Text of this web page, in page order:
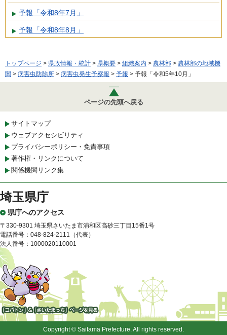
予報「令和8年7月」
予報「令和8年8月」
トップページ > 県政情報・統計 > 県概要 > 組織案内 > 農林部 > 農林部の地域機
関 > 病害虫防除所 > 病害虫発生予察報 > 予報 > 予報「令和5年10月」
ページの先頭へ戻る
サイトマップ
ウェブアクセシビリティ
プライバシーポリシー・免責事項
著作権・リンクについて
関係機関リンク集
埼玉県庁
県庁へのアクセス
〒330-9301 埼玉県さいたま市浦和区高砂三丁目15番1号
電話番号：048-824-2111（代表）
法人番号：1000020110001
「コバトン」&「さいたまっ
Copyright © Saitama Prefecture. All rights reserved.